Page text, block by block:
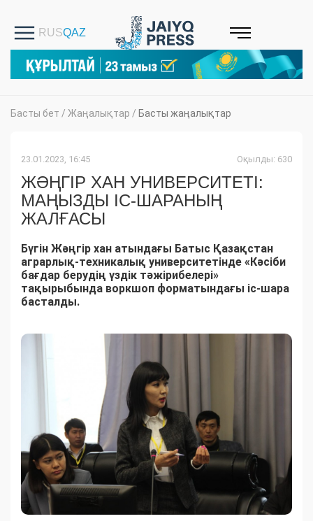
Басты бет / Жаңалықтар / Басты жаңалықтар
23.01.2023, 16:45 Оқылды: 630
ЖӘҢГІР ХАН УНИВЕРСИТЕТІ:
МАҢЫЗДЫ ІС-ШАРАНЫҢ
ЖАЛҒАСЫ
Бүгін Жәңгір хан атындағы Батыс Қазақстан
аграрлық-техникалық университетінде «Кәсіби
бағдар берудің үздік тәжірибелері»
тақырыбында воркшоп форматындағы іс-шара
басталды.